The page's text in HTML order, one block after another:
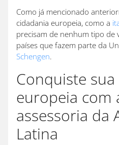
Como já mencionado
cidadania europeia, como a
precisam de nenhum tipo de
países que fazem parte da
Schengen.
Conquiste
europeia com
assessoria da
Latina